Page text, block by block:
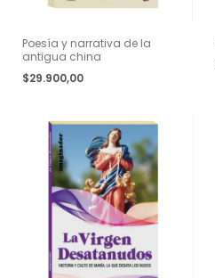
Poesía y narrativa de la
antigua china
$29.900,00